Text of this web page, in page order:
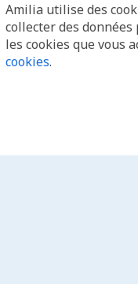
Amilia utilise des
collecter des
les cookies que vous
cookies.